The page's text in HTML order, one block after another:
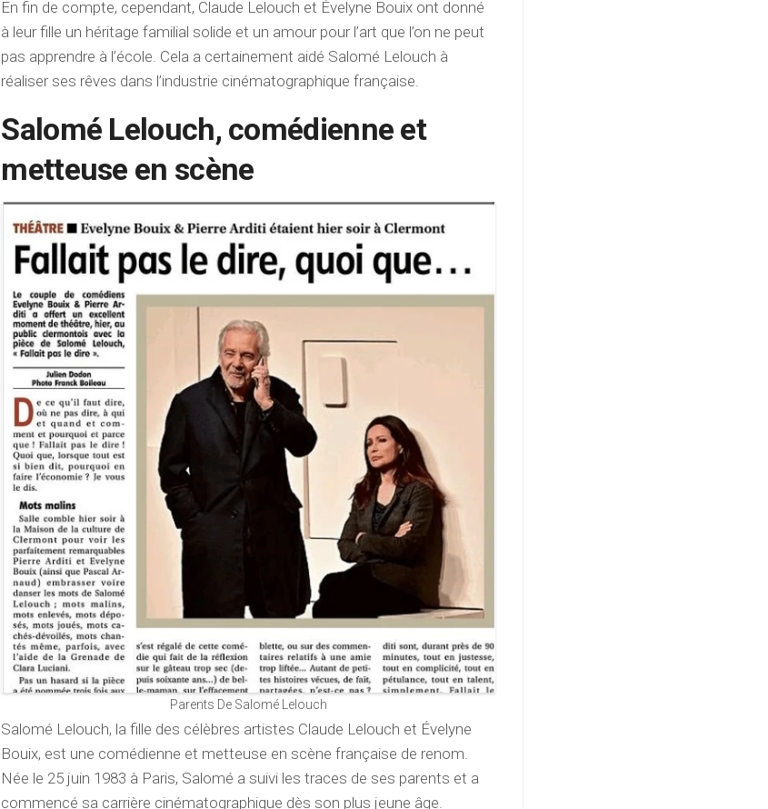
En fin de compte, cependant, Claude Lelouch et Évelyne Bouix ont donné
à leur fille un héritage familial solide et un amour pour l’art que l’on ne peut
pas apprendre à l’école. Cela a certainement aidé Salomé Lelouch à
réaliser ses rêves dans l’industrie cinématographique française.
Salomé Lelouch, comédienne et
metteuse en scène
Parents De Salomé Lelouch
Salomé Lelouch, la fille des célèbres artistes Claude Lelouch et Évelyne
Bouix, est une comédienne et metteuse en scène française de renom.
Née le 25 juin 1983 à Paris, Salomé a suivi les traces de ses parents et a
commencé sa carrière cinématographique dès son plus jeune âge.